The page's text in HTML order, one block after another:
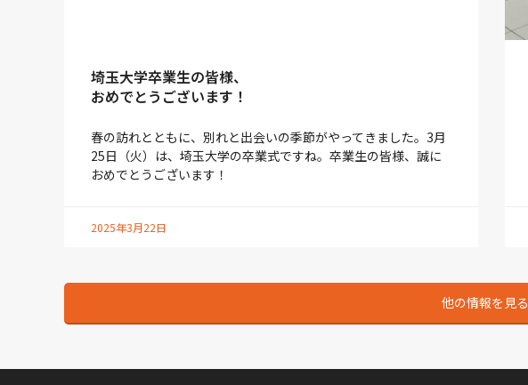
埼玉大学卒業生の皆様、
おめでとうございます！
春の訪れとともに、別れと出会いの季節がやってきました。3月
25日（火）は、埼玉大学の卒業式ですね。卒業生の皆様、誠に
おめでとうございます！
2025年3月22日
他の情報を見る